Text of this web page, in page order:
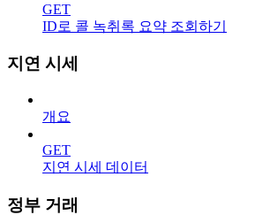
GET
ID로 콜 녹취록 요약 조회하기
지연 시세
개요
GET
지연 시세 데이터
정부 거래